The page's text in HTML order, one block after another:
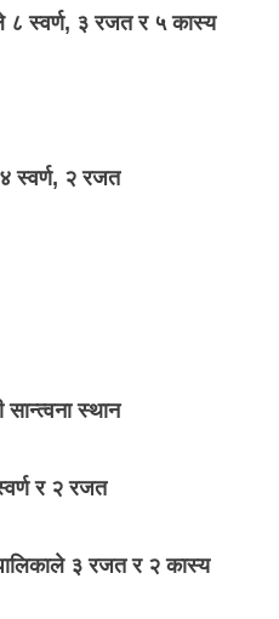
८ स्वर्ण, ३ रजत र ५ कास्य
स्वर्ण, २ रजत
स्थान
र २ रजत
३ रजत र २ कास्य